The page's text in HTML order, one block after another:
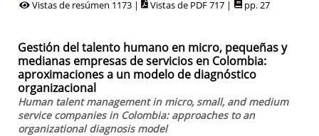
Vistas de resúmen 1173 | Vistas de PDF 717 | pp. 27
Gestión del talento humano en micro, pequeñas y
medianas empresas de servicios en Colombia:
aproximaciones a un modelo de diagnóstico
organizacional
Human talent management in micro, small, and medium
service companies in Colombia: approaches to an
organizational diagnosis model